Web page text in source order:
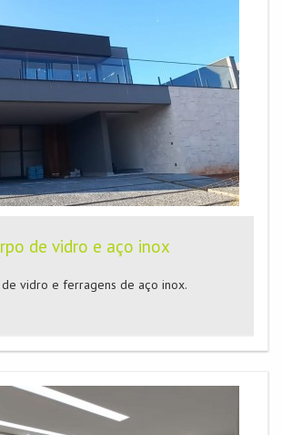
de vidro e aço inox
vidro e ferragens de aço inox.